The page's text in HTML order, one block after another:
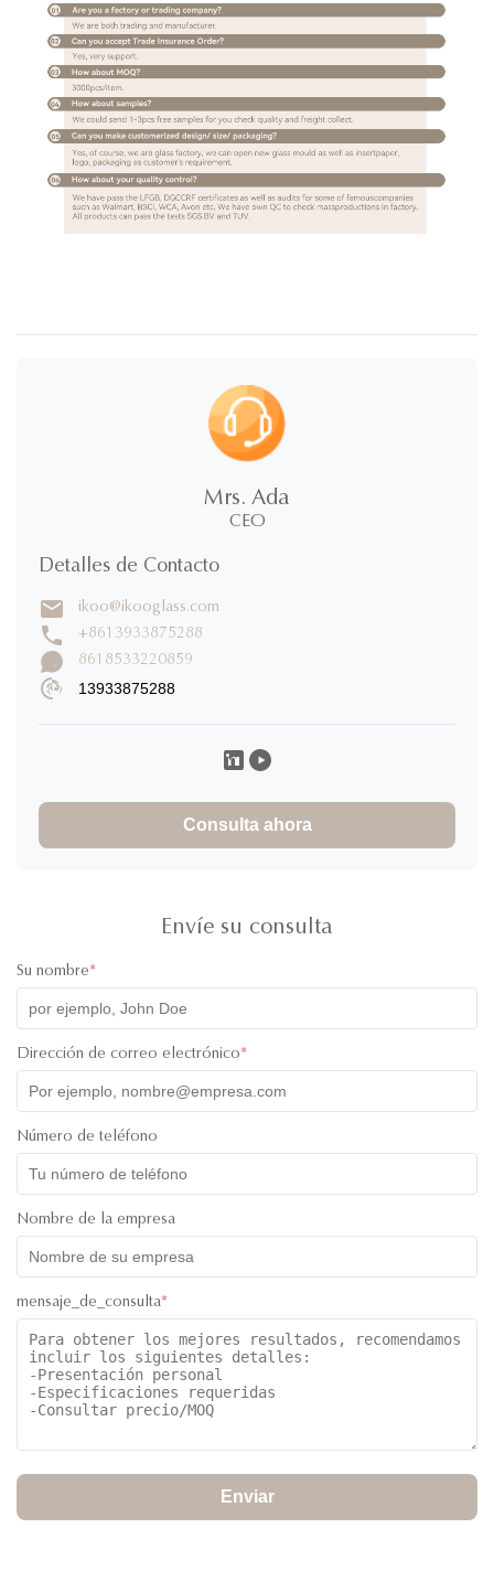
Mrs. Ada
CEO
Detalles de Contacto
ikoo@ikooglass.com
+8613933875288
8618533220859
13933875288
Consulta ahora
Envíe su consulta
Su nombre*
Dirección de correo electrónico*
Número de teléfono
Nombre de la empresa
mensaje_de_consulta*
Enviar